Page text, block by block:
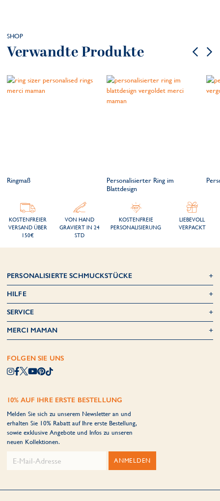
SHOP
Verwandte Produkte
Ringmaß
Personalisierter Ring im
Blattdesign
KOSTENFREIER
VERSAND ÜBER
150€
VON HAND
GRAVIERT IN 24
STD
KOSTENFREIE
PERSONALISIERUNG
LIEBEVOLL
VERPACKT
PERSONALISIERTE SCHMUCKSTÜCKE
HILFE
SERVICE
MERCI MAMAN
FOLGEN SIE UNS
10% AUF IHRE ERSTE BESTELLUNG
Melden Sie sich zu unserem Newsletter an und
erhalten Sie 10% Rabatt auf Ihre erste Bestellung,
sowie exklusive Angebote und Infos zu unseren
neuen Kollektionen.
ANMELDEN